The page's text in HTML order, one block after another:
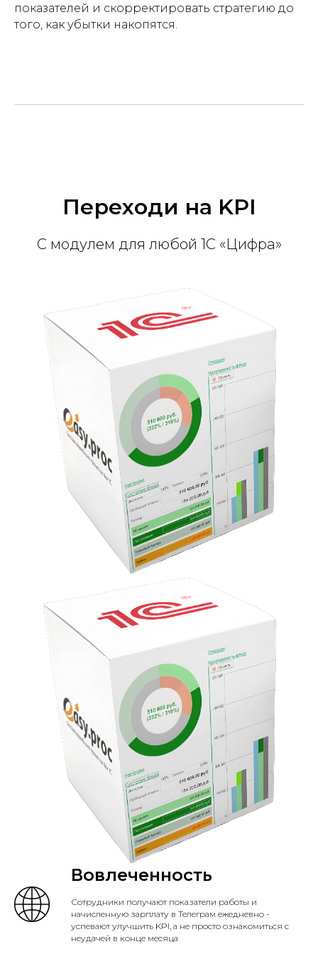
показателей и скорректировать стратегию до
того, как убытки накопятся.
Переходи на KPI
С модулем для любой 1С «Цифра»
Вовлеченность
Сотрудники получают показатели работы и
начисленную зарплату в Телеграм ежедневно -
успевают улучшить KPI, а не просто ознакомиться с
неудачей в конце месяца